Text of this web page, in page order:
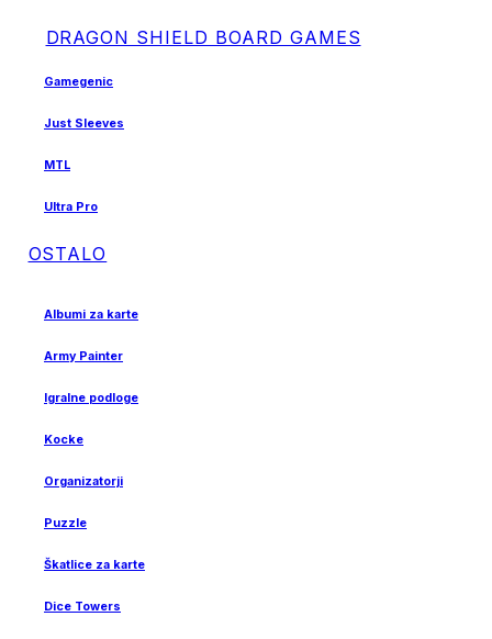
DRAGON SHIELD BOARD GAMES
Gamegenic
Just Sleeves
MTL
Ultra Pro
OSTALO
Albumi za karte
Army Painter
Igralne podloge
Kocke
Organizatorji
Puzzle
Škatlice za karte
Dice Towers